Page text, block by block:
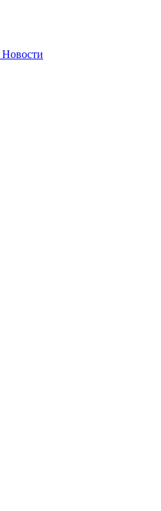
Новости